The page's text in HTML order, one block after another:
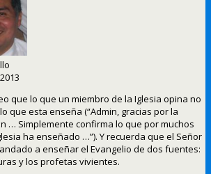
que lo que un miembro de la Iglesia opina no
que esta enseña (“Admin, gracias por la
… Simplemente confirma lo que por muchos
ha enseñado …”). Y recuerda que el Señor
a enseñar el Evangelio de dos fuentes:
y los profetas vivientes.